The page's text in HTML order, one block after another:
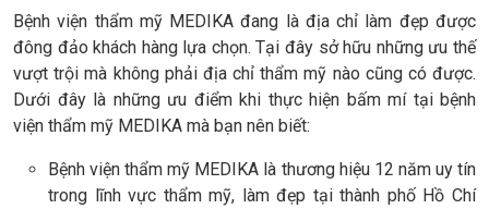
Bệnh viện thẩm mỹ MEDIKA đang là địa chỉ làm đẹp được
đông đảo khách hàng lựa chọn. Tại đây sở hữu những ưu thế
vượt trội mà không phải địa chỉ thẩm mỹ nào cũng có được.
Dưới đây là những ưu điểm khi thực hiện bấm mí tại bệnh
viện thẩm mỹ MEDIKA mà bạn nên biết:
Bệnh viện thẩm mỹ MEDIKA là thương hiệu 12 năm uy tín
trong lĩnh vực thẩm mỹ, làm đẹp tại thành phố Hồ Chí